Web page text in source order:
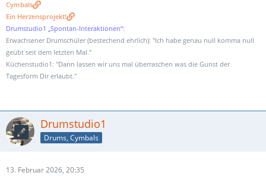
Cymbals
Ein Herzensprojekt!
Drumstudio1 „Spontan-Interaktionen“:
Erwachsener Drumschüler (bestechend ehrlich): "Ich habe genau null komma null
geübt seit dem letzten Mal."
Küchenstudio1: "Dann lassen wir uns mal überraschen was die Gunst der
Tagesform Dir erlaubt."
Drumstudio1
Drums, Cymbals
13. Februar 2026, 20:35